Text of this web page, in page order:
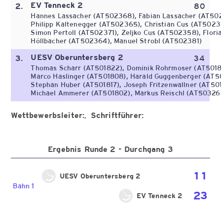
2. EV Tenneck 2
Hannes Lassacher (AT502368), Fabian Lassacher
Philipp Kaltenegger (AT502365), Christian Cus
Simon Pertoll (AT502371), Zeljko Cus (AT502358),
Höllbacher (AT502364), Manuel Strobl (AT502381)
80
3. UESV Oberuntersberg 2
Thomas Scharr (AT501822), Dominik Rohrmoser
Marco Haslinger (AT501808), Harald Guggenberger
Stephan Huber (AT501817), Joseph Fritzenwallner
Michael Ammerer (AT501802), Markus Reischl
34
Wettbewerbsleiter: Schriftführer:
Ergebnis Runde 2 - Durchgang 3
Bahn 1
UESV Oberuntersberg 2
11
23
EV Tenneck 2